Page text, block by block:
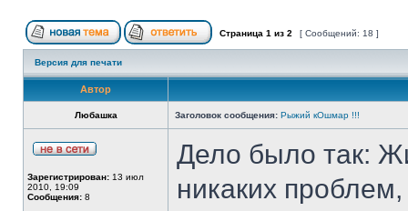
Страница 1 из 2 [ Сообщений: 18 ]
Версия для печати
Автор
Любашка Заголовок сообщения: Рыжий кОшмар !!!
Зарегистрирован: 13 июл
2010, 19:09
Сообщения: 8
Дело было так:
никаких